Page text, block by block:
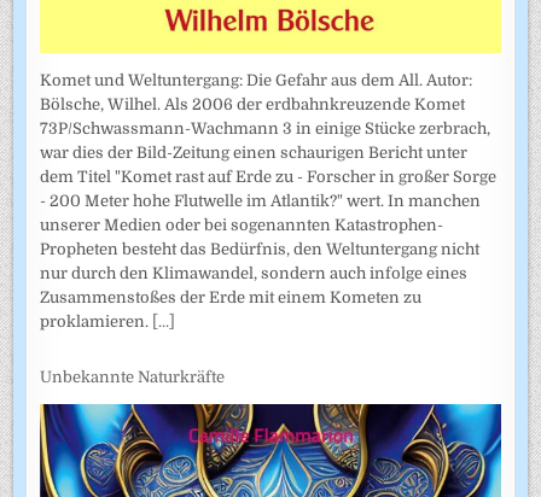
Komet und Weltuntergang: Die Gefahr aus dem All. Autor:
Bölsche, Wilhel. Als 2006 der erdbahnkreuzende Komet
73P/Schwassmann-Wachmann 3 in einige Stücke zerbrach,
war dies der Bild-Zeitung einen schaurigen Bericht unter
dem Titel "Komet rast auf Erde zu - Forscher in großer Sorge
- 200 Meter hohe Flutwelle im Atlantik?" wert. In manchen
unserer Medien oder bei sogenannten Katastrophen-
Propheten besteht das Bedürfnis, den Weltuntergang nicht
nur durch den Klimawandel, sondern auch infolge eines
Zusammenstoßes der Erde mit einem Kometen zu
proklamieren. [...]
Unbekannte Naturkräfte